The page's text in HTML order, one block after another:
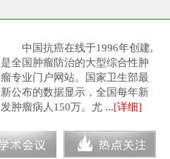
中国抗癌在线于1996年创建,
是全国肿瘤防治的大型综合性肿
瘤专业门户网站。国家卫生部最
新公布的数据显示，全国每年新
发肿瘤病人150万。尤 ...[详细]